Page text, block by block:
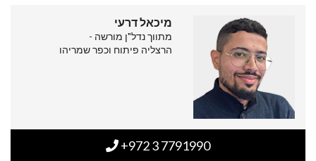
מיכאל דרעי
מתווך נדל"ן מורשה -
הרצליה פיתוח וכפר שמריהו
+972 3 7791990